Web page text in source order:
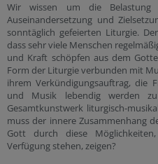
Wir wissen um die
Auseinandersetzung und
sonntäglich gefeierten Liturgie.
dass sehr viele Menschen
und Kraft schöpfen aus dem
Form der Liturgie verbunden mit
ihrem Verkündigungsauftrag, die
und Musik lebendig werden
Gesamtkunstwerk liturgisch-
muss der innere Zusammenhang
Gott durch diese
Verfügung stehen, zeigen?